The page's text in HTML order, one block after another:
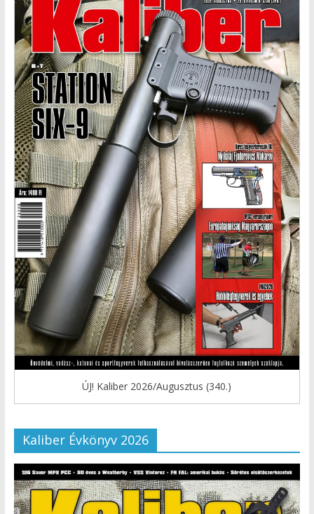
ÚJ! Kaliber 2026/Augusztus (340.)
Kaliber Évkönyv 2026